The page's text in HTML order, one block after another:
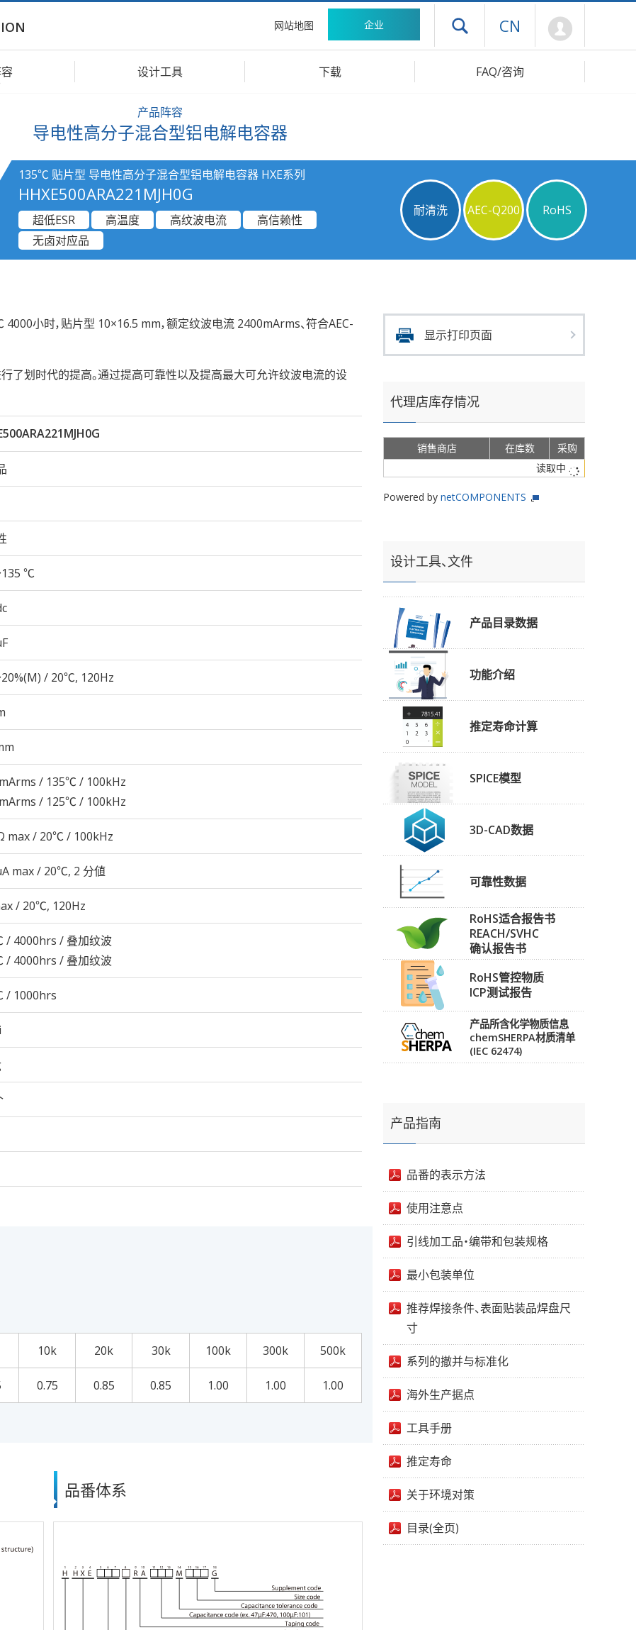
网站地图 企业 打开抽屉菜单
CN
设计工具 下载 FAQ/咨询
产品阵容
导电性高分子混合型铝电解电容器
135℃ 贴片型 导电性高分子混合型铝电解电容器 HXE系列
HHXE500ARA221MJH0G
耐清洗 AEC-Q200 RoHS
超低ESR 高温度 高纹波电流
高信赖性
无卤对应品
小时，贴片型 10×16.5 mm，额定纹波电流 2400mArms、符合AEC-
了划时代的提高。通过提高可靠性以及提高最大可允许纹波电流的设
135 ℃
/ 20℃, 120Hz
/ 135℃ / 100kHz
/ 125℃ / 100kHz
max / 20℃ / 100kHz
max / 20℃, 2 分値
/ 20℃, 120Hz
/ 4000hrs / 叠加纹波
/ 4000hrs / 叠加纹波
/ 1000hrs
10k 20k 30k 100k 300k 500k
0.75 0.85 0.85 1.00 1.00 1.00
品番体系
显示打印页面
代理店库存情况
销售商店 在库数
采购
读取中
Powered by netCOMPONENTS
设计工具、文件
产品目录数据
功能介绍
推定寿命计算
SPICE模型
3D-CAD数据
可靠性数据
RoHS适合报告书
REACH/SVHC
确认报告书
RoHS管控物质
ICP测试报告
产品所含化学物质信息
chemSHERPA材质清单
(IEC 62474)
产品指南
品番的表示方法
使用注意点
引线加工品・编带和包装规格
最小包装单位
推荐焊接条件、表面贴装品焊盘尺
寸
系列的撤并与标准化
海外生产据点
工具手册
推定寿命
关于环境对策
目录(全页)